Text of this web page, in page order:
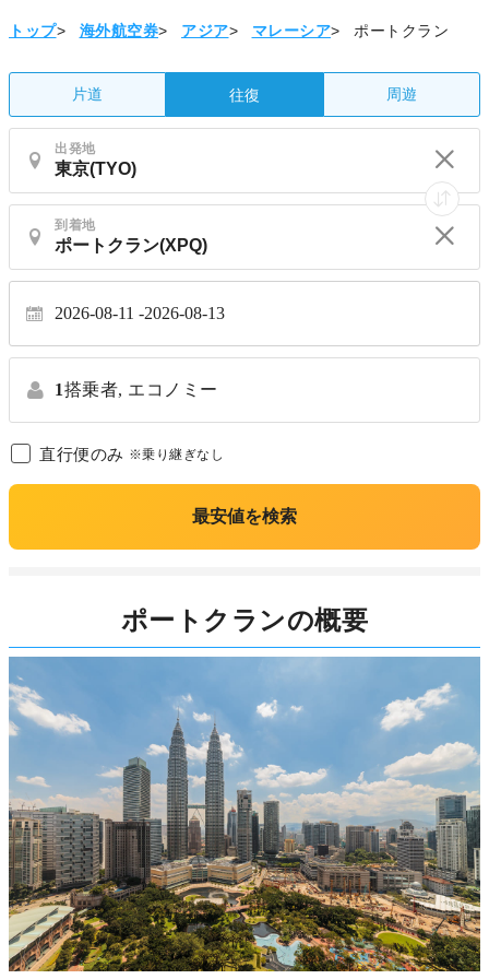
トップ> 海外航空券> アジア> マレーシア> ポートクラン
片道 往復 周遊
出発地
到着地
2026-08-11 2026-08-13
1搭乗者, エコノミー
直行便のみ ※乗り継ぎなし
最安値を検索
ポートクランの概要